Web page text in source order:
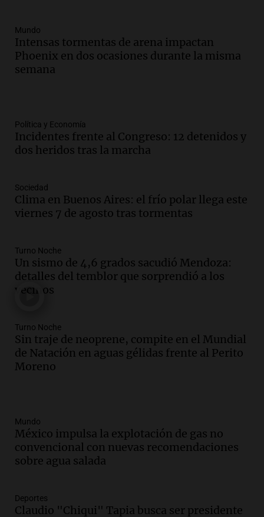
Mundo
Intensas tormentas de arena impactan
Phoenix en dos ocasiones durante la misma
semana
Política y Economía
Incidentes frente al Congreso: 12 detenidos y
dos heridos tras la marcha
Sociedad
Clima en Buenos Aires: el frío polar llega este
viernes 7 de agosto tras tormentas
Turno Noche
Un sismo de 4,6 grados sacudió Mendoza:
detalles del temblor que sorprendió a los
vecinos
Turno Noche
Sin traje de neoprene, compite en el Mundial
de Natación en aguas gélidas frente al Perito
Moreno
Mundo
México impulsa la explotación de gas no
convencional con nuevas recomendaciones
sobre agua salada
Deportes
Claudio "Chiqui" Tapia busca ser presidente